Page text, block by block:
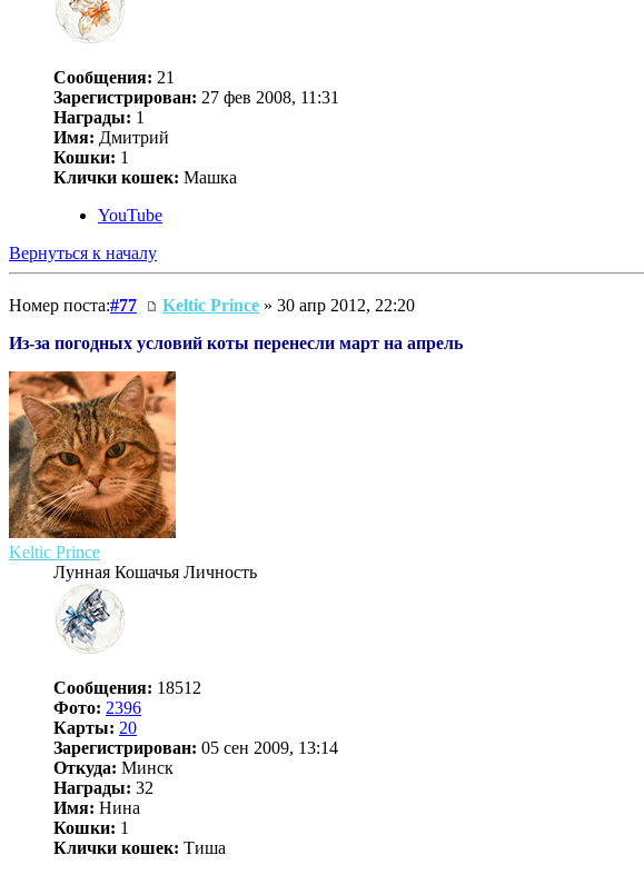
Сообщения: 21
Зарегистрирован: 27 фев 2008, 11:31
Награды: 1
Имя: Дмитрий
Кошки: 1
Клички кошек: Машка
YouTube
Вернуться к началу
Номер поста:#77 Keltic Prince » 30 апр 2012, 22:20
Из-за погодных условий коты перенесли март на апрель
Keltic Prince
Лунная Кошачья Личность
Сообщения: 18512
Фото: 2396
Карты: 20
Зарегистрирован: 05 сен 2009, 13:14
Откуда: Минск
Награды: 32
Имя: Нина
Кошки: 1
Клички кошек: Тиша